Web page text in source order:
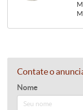
Contate o
Nome